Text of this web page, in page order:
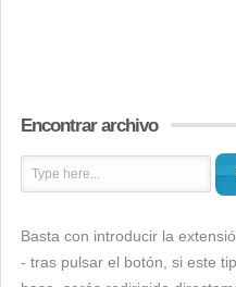
Encontrar archivo
Basta con introducir la
- tras pulsar el botón, si este